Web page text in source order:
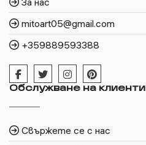
mitoart05@gmail.com
+359889593388
Обслужване на клиенти
Свържете се с нас